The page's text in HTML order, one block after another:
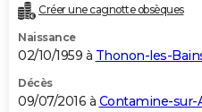
Créer une cagnotte obsèques
Naissance
02/10/1959 à Thonon-les-
Décès
09/07/2016 à Contamine-sur-